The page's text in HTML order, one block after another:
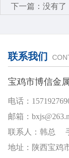
下一篇：没有了
联系我们
宝鸡市博信金
电话：
邮箱：
联系人：韩总
地址：陕西宝鸡